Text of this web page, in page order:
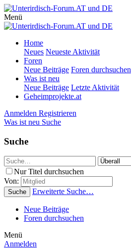
Menü
Home
Neues Neueste Aktivität
Foren
Neue Beiträge Foren durchsuchen
Was ist neu
Neue Beiträge Letzte Aktivität
Geheimprojekte.at
Anmelden Registrieren
Was ist neu Suche
Suche
Nur Titel durchsuchen
Von:
Suche Erweiterte Suche…
Neue Beiträge
Foren durchsuchen
Menü
Anmelden